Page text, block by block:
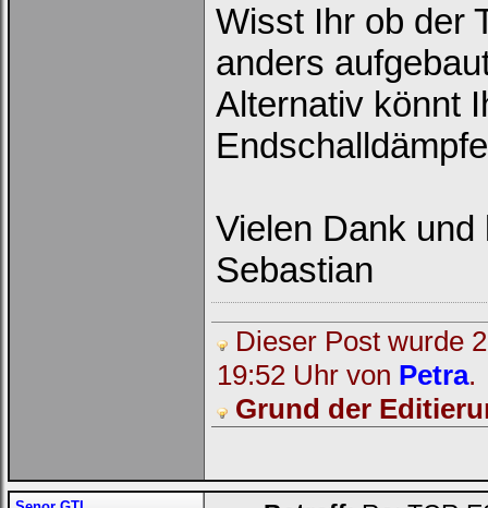
Wisst Ihr ob der
anders
Alternativ könnt
Vielen Dank
Sebastian
Dieser Post wurde
19:52 Uhr von Petra.
Grund der